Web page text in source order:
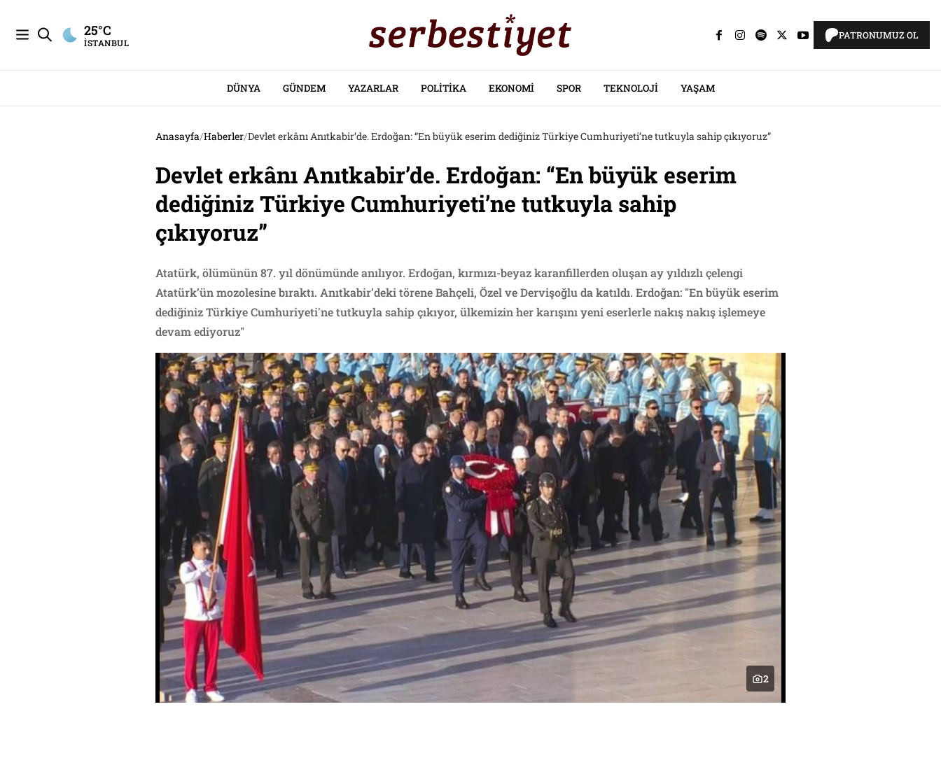
25°C
İSTANBUL
PATRONUMUZ OL
DÜNYA GÜNDEM YAZARLAR POLITIKA EKONOMI SPOR TEKNOLOJI YAŞAM
Anasayfa/Haberler/Devlet erkânı Anıtkabir’de. Erdoğan: “En büyük eserim dediğiniz Türkiye Cumhuriyeti’ne tutkuyla sahip çıkıyoruz”
Devlet erkânı Anıtkabir’de. Erdoğan: “En büyük eserim
dediğiniz Türkiye Cumhuriyeti’ne tutkuyla sahip
çıkıyoruz”
Atatürk, ölümünün 87. yıl dönümünde anılıyor. Erdoğan, kırmızı-beyaz karanfillerden oluşan ay yıldızlı çelengi
Atatürk’ün mozolesine bıraktı. Anıtkabir’deki törene Bahçeli, Özel ve Dervişoğlu da katıldı. Erdoğan: "En büyük eserim
dediğiniz Türkiye Cumhuriyeti'ne tutkuyla sahip çıkıyor, ülkemizin her karışını yeni eserlerle nakış nakış işlemeye
devam ediyoruz"
2